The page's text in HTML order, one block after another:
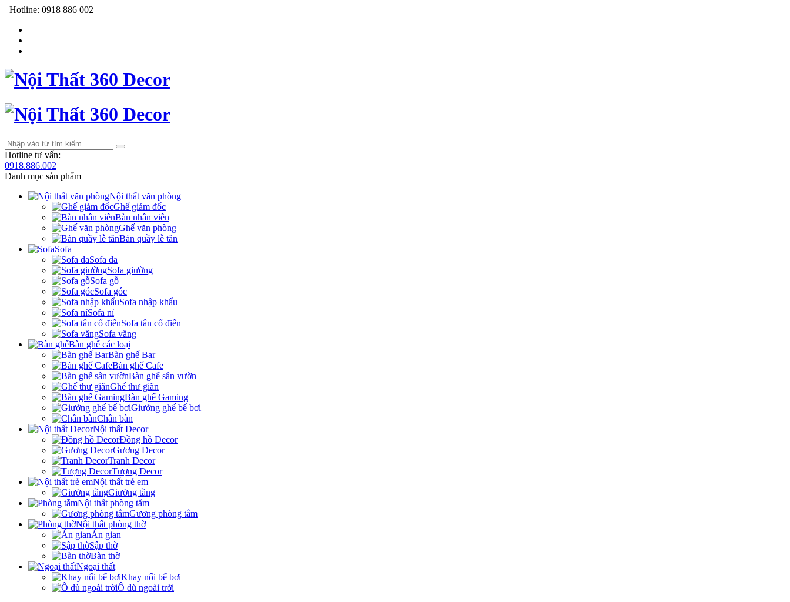
Hotline: 0918 886 002
Hotline tư vấn:
0918.886.002
Danh mục sản phẩm
Nội thất văn phòng
Ghế giám đốc
Bàn nhân viên
Ghế văn phòng
Bàn quầy lễ tân
Sofa
Sofa da
Sofa giường
Sofa gỗ
Sofa góc
Sofa nhập khẩu
Sofa nỉ
Sofa tân cổ điển
Sofa văng
Bàn ghế các loại
Bàn ghế Bar
Bàn ghế Cafe
Bàn ghế sân vườn
Ghế thư giãn
Bàn ghế Gaming
Giường ghế bể bơi
Chân bàn
Nội thất Decor
Đồng hồ Decor
Gương Decor
Tranh Decor
Tượng Decor
Nội thất trẻ em
Giường tầng
Nội thất phòng tắm
Gương phòng tắm
Nội thất phòng thờ
Án gian
Sập thờ
Bàn thờ
Ngoại thất
Khay nổi bể bơi
Ô dù ngoài trời